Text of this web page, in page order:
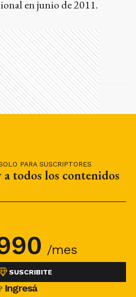
PARA SUSCRIPTORES
a todos los contenidos
/mes
SUSCRIBITE
Ingresá
en junio de 2011.